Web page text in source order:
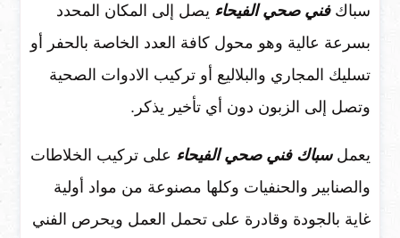
سباكفني صحي الفيحاء يصل إلى المكان المحدد
بسرعة عالية وهو محول كافة العدد الخاصة بالحفر أو
تسليك المجاري والبلاليع أو تركيب الادوات الصحية
وتصل إلى الزبون دون أي تأخير يذكر.
يعملسباك فني صحي الفيحاء على تركيب الخلاطات
والصنابير والحنفيات وكلها مصنوعة من مواد أولية
غاية بالجودة وقادرة على تحمل العمل ويحرص الفني